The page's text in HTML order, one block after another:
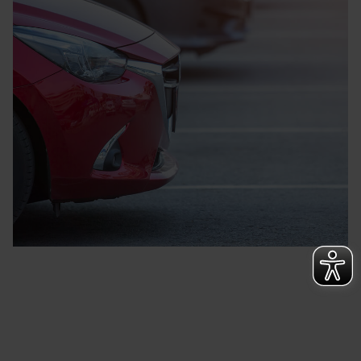
ablehnen oder ihr ganz oder teilweise zustimmen. Ihre
erteilte Zustimmung können Sie jederzeit unter dem
Link „Cookie Einstellungen“ anpassen oder widerrufen.
Die Rechtmäßigkeit der Speicherung, Abrufung und
Weiterverarbeitung dieser Daten zur Auswertung und
Analyse bis zum Zeitpunkt des Widerrufs bleibt hiervon
unberührt. Ihre Browser-Einstellungen können dazu
führen, dass die Einstellungen nicht längerfristig
gespeichert werden und dieses Banner erneut
„Einige Drittanbieter verarbeiten personenbezogene
Daten in den USA. Ihre Einwilligung zur Einbindung von
die Verarbeitung Ihrer Daten in den USA gemäß Art. 49